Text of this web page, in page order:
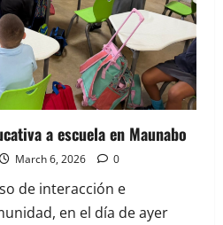
a escuela en Maunabo
March 6, 2026 0
de interacción e
en el día de ayer